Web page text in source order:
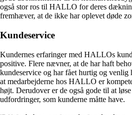
også stor ros til HALLO for deres
fremhæver, at de ikke har oplevet døde
Kundeservice
Kundernes erfaringer med HALLOs
positive. Flere nævner, at de har haft
kundeservice og har fået hurtig og
at medarbejderne hos HALLO er
højt. Derudover er de også gode til at
udfordringer, som kunderne måtte have.